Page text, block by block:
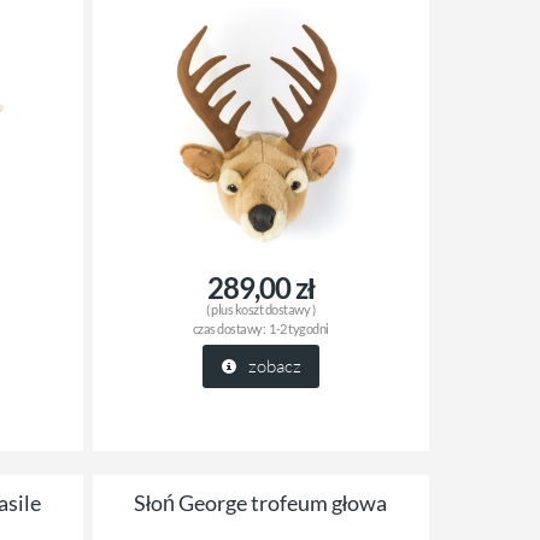
289,00 zł
( pluskoszt dostawy)
czas dostawy: 1-2 tygodni
zobacz
Słoń George trofeum głowa